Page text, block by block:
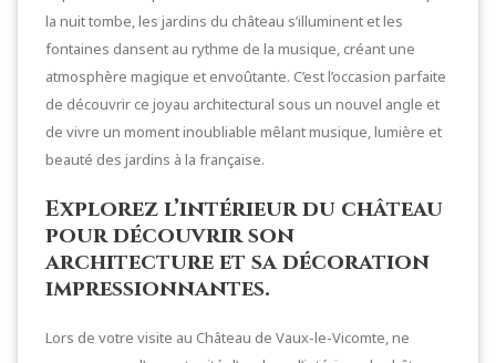
la nuit tombe, les jardins du château s’illuminent et les
fontaines dansent au rythme de la musique, créant une
atmosphère magique et envoûtante. C’est l’occasion parfaite
de découvrir ce joyau architectural sous un nouvel angle et
de vivre un moment inoubliable mêlant musique, lumière et
beauté des jardins à la française.
Explorez l’intérieur du château
pour découvrir son
architecture et sa décoration
impressionnantes.
Lors de votre visite au Château de Vaux-le-Vicomte, ne